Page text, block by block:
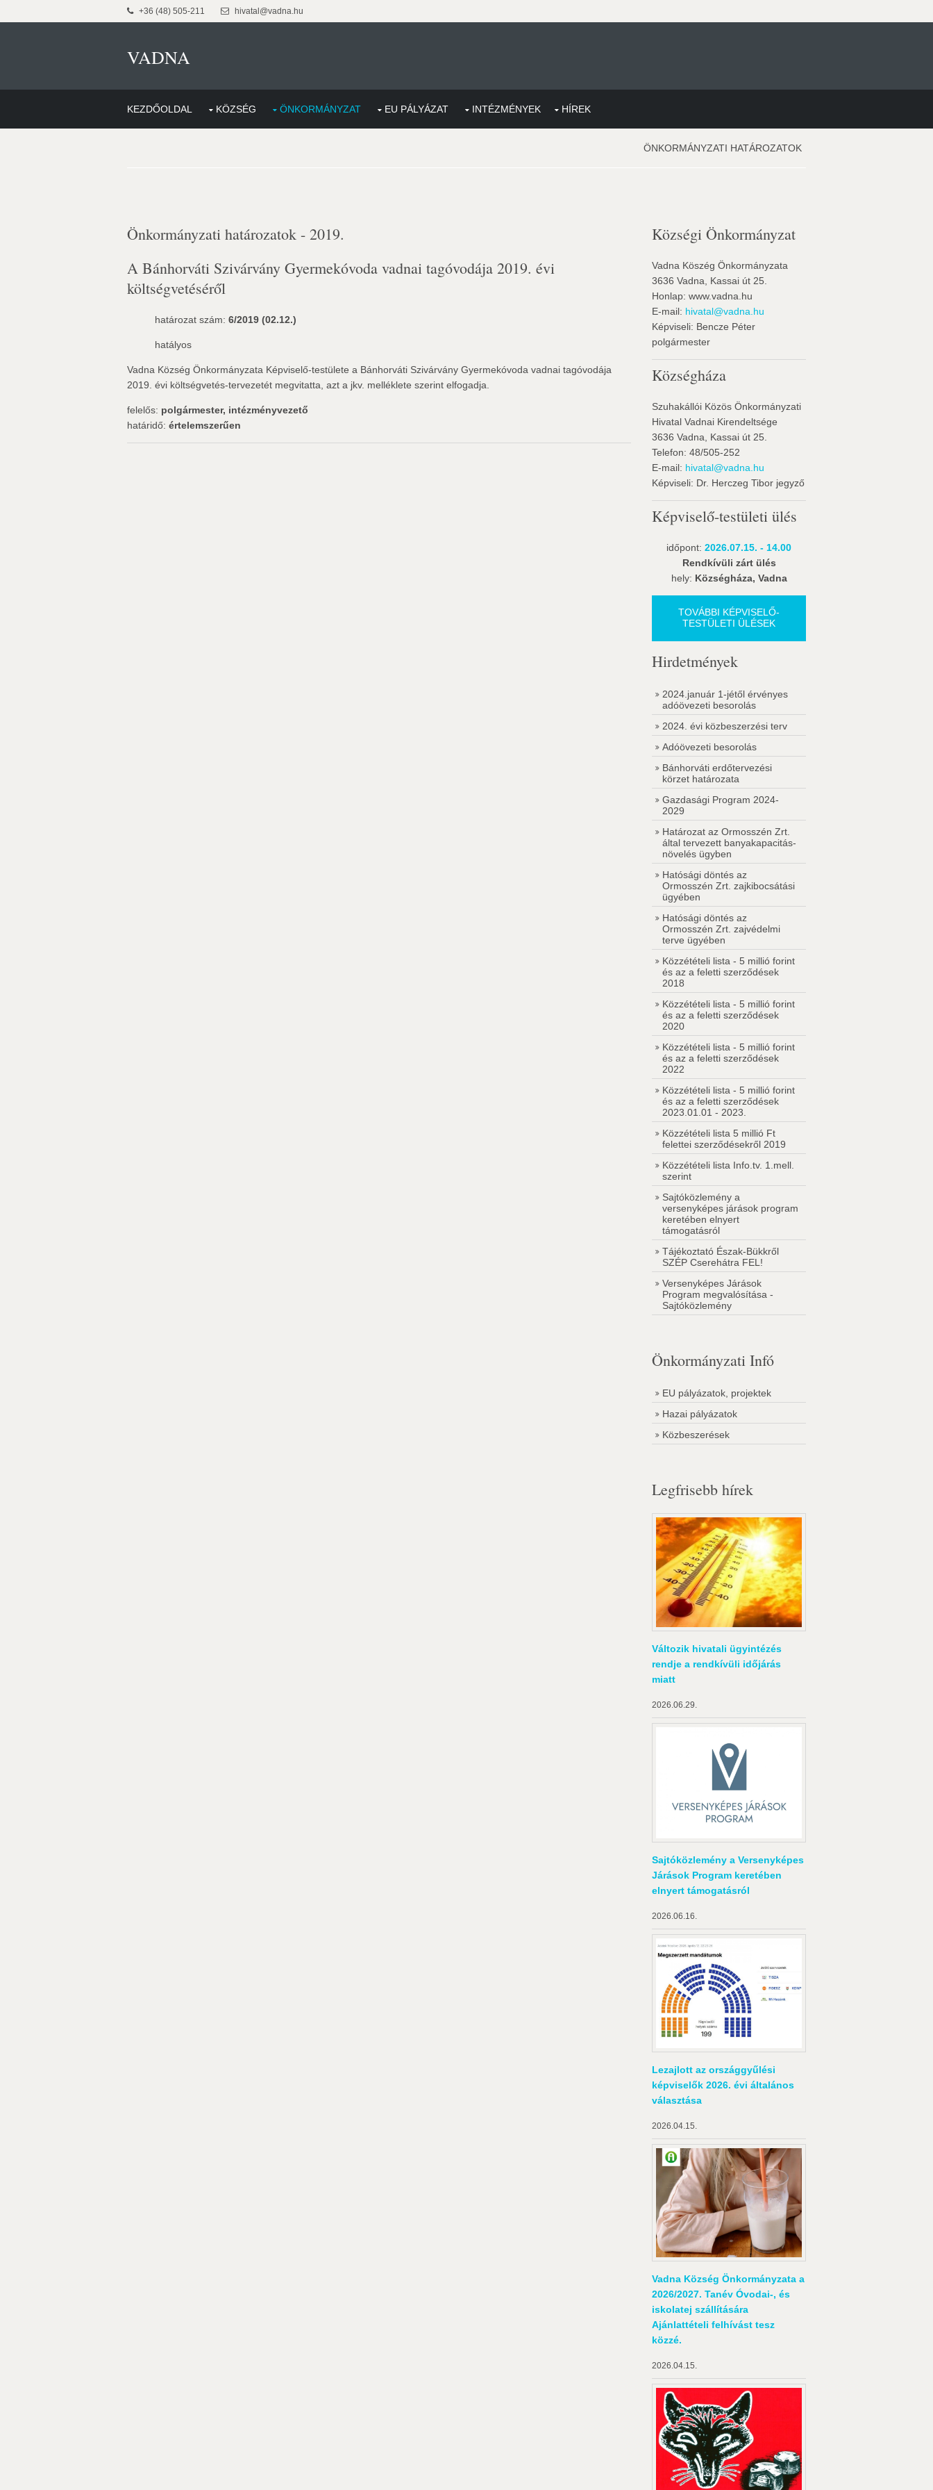
+36 (48) 505-211 hivatal@vadna.hu
VADNA
KEZDŐOLDAL KÖZSÉG ÖNKORMÁNYZAT EU PÁLYÁZAT INTÉZMÉNYEK HÍREK
ÖNKORMÁNYZATI HATÁROZATOK
Önkormányzati határozatok - 2019.
A Bánhorváti Szivárvány Gyermekóvoda vadnai tagóvodája 2019. évi
költségvetéséről
határozat szám: 6/2019 (02.12.)
hatályos
Vadna Község Önkormányzata Képviselő-testülete a Bánhorváti Szivárvány Gyermekóvoda vadnai tagóvodája
2019. évi költségvetés-tervezetét megvitatta, azt a jkv. melléklete szerint elfogadja.
felelős: polgármester, intézményvezető
határidő: értelemszerűen
Községi Önkormányzat
Vadna Köszég Önkormányzata
3636 Vadna, Kassai út 25.
Honlap: www.vadna.hu
E-mail: hivatal@vadna.hu
Képviseli: Bencze Péter
polgármester
Községháza
Szuhakállói Közös Önkormányzati
Hivatal Vadnai Kirendeltsége
3636 Vadna, Kassai út 25.
Telefon: 48/505-252
E-mail: hivatal@vadna.hu
Képviseli: Dr. Herczeg Tibor jegyző
Képviselő-testületi ülés
időpont: 2026.07.15. - 14.00
Rendkívüli zárt ülés
hely: Községháza, Vadna
TOVÁBBI KÉPVISELŐ-
TESTÜLETI ÜLÉSEK
Hirdetmények
2024.január 1-jétől érvényes
adóövezeti besorolás
2024. évi közbeszerzési terv
Adóövezeti besorolás
Bánhorváti erdőtervezési
körzet határozata
Gazdasági Program 2024-
2029
Határozat az Ormosszén Zrt.
által tervezett banyakapacitás-
növelés ügyben
Hatósági döntés az
Ormosszén Zrt. zajkibocsátási
ügyében
Hatósági döntés az
Ormosszén Zrt. zajvédelmi
terve ügyében
Közzétételi lista - 5 millió forint
és az a feletti szerződések
2018
Közzétételi lista - 5 millió forint
és az a feletti szerződések
2020
Közzétételi lista - 5 millió forint
és az a feletti szerződések
2022
Közzétételi lista - 5 millió forint
és az a feletti szerződések
2023.01.01 - 2023.
Közzétételi lista 5 millió Ft
felettei szerződésekről 2019
Közzétételi lista Info.tv. 1.mell.
szerint
Sajtóközlemény a
versenyképes járások program
keretében elnyert
támogatásról
Tájékoztató Észak-Bükkről
SZÉP Cserehátra FEL!
Versenyképes Járások
Program megvalósítása -
Sajtóközlemény
Önkormányzati Infó
EU pályázatok, projektek
Hazai pályázatok
Közbeszerések
Legfrisebb hírek
Változik hivatali ügyintézés
rendje a rendkívüli időjárás
miatt
2026.06.29.
Sajtóközlemény a Versenyképes
Járások Program keretében
elnyert támogatásról
2026.06.16.
Lezajlott az országgyűlési
képviselők 2026. évi általános
választása
2026.04.15.
Vadna Község Önkormányzata a
2026/2027. Tanév Óvodai-, és
iskolatej szállítására
Ajánlattételi felhívást tesz
közzé.
2026.04.15.